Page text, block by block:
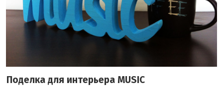
Поделка для интерьера MUSIC